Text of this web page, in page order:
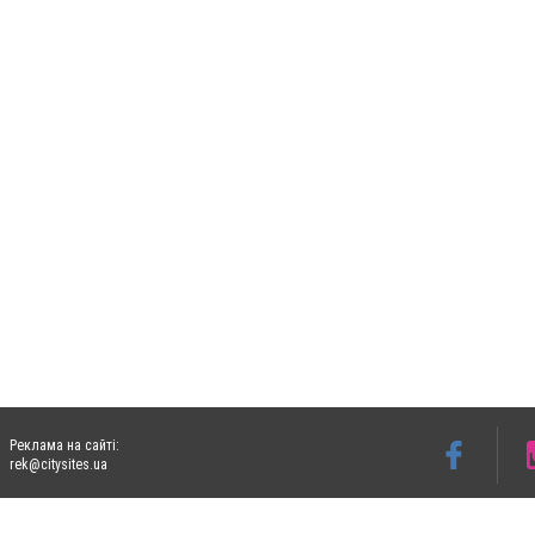
Реклама на сайті:
rek@citysites.ua